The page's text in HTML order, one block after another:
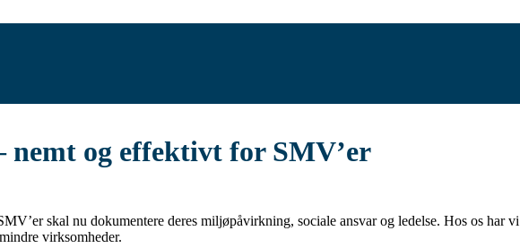
og effektivt for SMV’er
skal nu dokumentere deres miljøpåvirkning, sociale ansvar og ledelse. Hos os har vi
virksomheder.